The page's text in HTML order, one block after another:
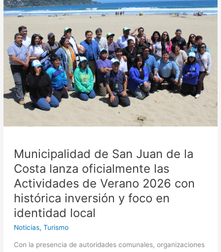
Municipalidad de San Juan de la
Costa lanza oficialmente las
Actividades de Verano 2026 con
histórica inversión y foco en
identidad local
Noticias, Turismo
Con la presencia de autoridades comunales, organizaciones
San
de
la
Costa
lanza
oficialmente
las
Actividades
histórica
inversión
y
foco
en
local